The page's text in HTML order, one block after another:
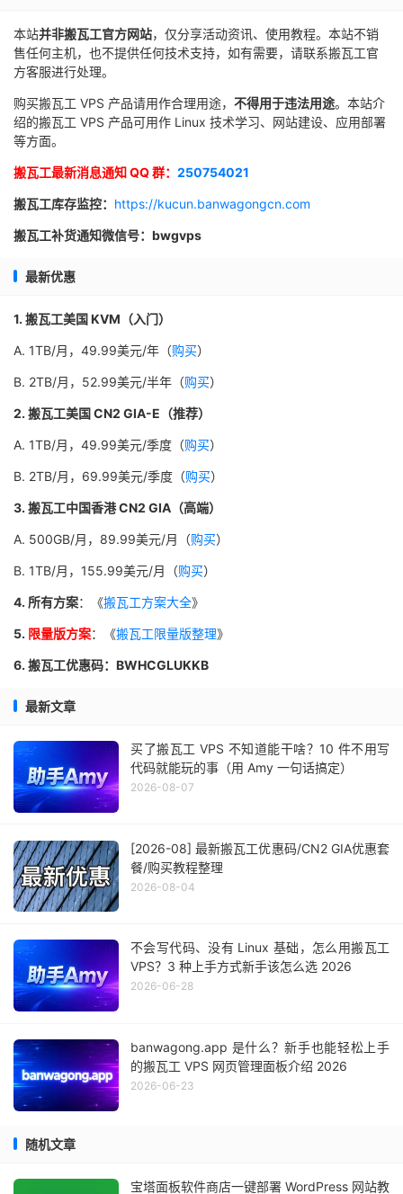
本站并非搬瓦工官方网站，仅分享活动资讯、使用教程。本站不销
售任何主机，也不提供任何技术支持，如有需要，请联系搬瓦工官
方客服进行处理。
购买搬瓦工 VPS 产品请用作合理用途， 不得用于违法用途。本站介
绍的搬瓦工 VPS 产品可用作 Linux 技术学习、网站建设、应用部署
等方面。
搬瓦工最新消息通知 QQ 群： 250754021
搬瓦工库存监控： https://kucun.banwagongcn.com
搬瓦工补货通知微信号：bwgvps
最新优惠
1. 搬瓦工美国 KVM（入门）
A. 1TB/月，49.99美元/年（购买）
B. 2TB/月，52.99美元/半年（购买）
2. 搬瓦工美国 CN2 GIA-E（推荐）
A. 1TB/月，49.99美元/季度（购买）
B. 2TB/月，69.99美元/季度（购买）
3. 搬瓦工中国香港 CN2 GIA（高端）
A. 500GB/月，89.99美元/月（购买）
B. 1TB/月，155.99美元/月（购买）
4. 所有方案：《搬瓦工方案大全》
5. 限量版方案：《搬瓦工限量版整理》
6. 搬瓦工优惠码：BWHCGLUKKB
最新文章
买了搬瓦工 VPS 不知道能干啥？10 件不用写
代码就能玩的事（用 Amy 一句话搞定）
2026-08-07
[2026-08] 最新搬瓦工优惠码/CN2 GIA优惠套
餐/购买教程整理
2026-08-04
不会写代码、没有 Linux 基础，怎么用搬瓦工
VPS？3 种上手方式新手该怎么选 2026
2026-06-28
banwagong.app 是什么？新手也能轻松上手
的搬瓦工 VPS 网页管理面板介绍 2026
2026-06-23
随机文章
宝塔面板软件商店一键部署 WordPress 网站教